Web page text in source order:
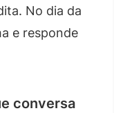
No dia da
e responde
conversa